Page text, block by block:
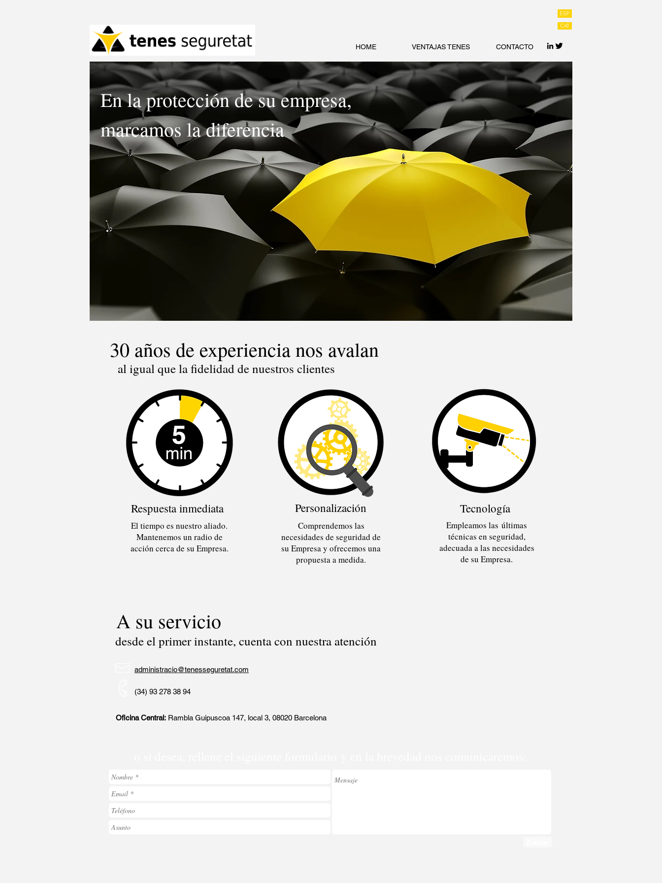
En la protección de su empresa,
marcamos la diferencia
Respuesta inmediata Personalización Tecnología
30 años de experiencia nos avalan
El tiempo es nuestro aliado.
Mantenemos un radio de
acción cerca de su Empresa.
Comprendemos las
necesidades de seguridad de
su Empresa y ofrecemos una
propuesta a medida.
al igual que la fidelidad de nuestros clientes
administracio@tenesseguretat.com
Oficina Central: Rambla Guipuscoa 147, local 3, 08020 Barcelona
A su servicio
(34) 93 278 38 94
desde el primer instante, cuenta con nuestra atención
Empleamos las últimas
técnicas en seguridad,
adecuada a las necesidades
de su Empresa.
HOME VENTAJAS TENES CONTACTO
ESP
CAT